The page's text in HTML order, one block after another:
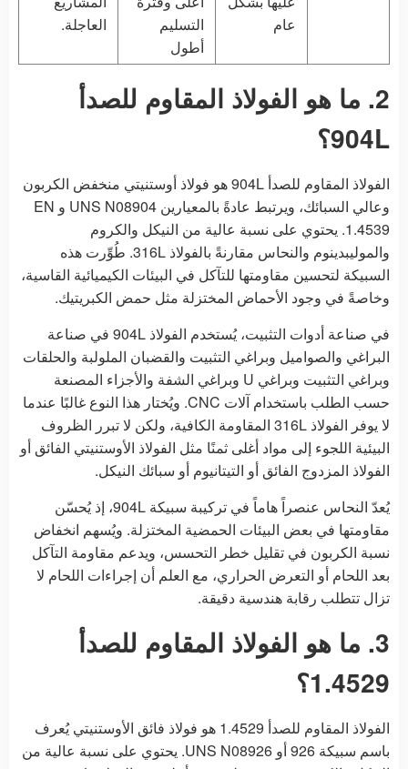
عام
التسليم
أطول
العاجلة.
2. ما هو الفولاذ المقاوم للصدأ
904L؟
الفولاذ المقاوم للصدأ 904L هو فولاذ أوستنيتي منخفض الكربون
وعالي السبائك، ويرتبط عادةً بالمعيارين UNS N08904 و EN
1.4539. يحتوي على نسبة عالية من النيكل والكروم
والموليبدينوم والنحاس مقارنةً بالفولاذ 316L. طُوِّرت هذه
السبيكة لتحسين مقاومتها للتآكل في البيئات الكيميائية القاسية،
وخاصةً في وجود الأحماض المختزلة مثل حمض الكبريتيك.
في صناعة أدوات التثبيت، يُستخدم الفولاذ 904L في صناعة
البراغي والصواميل وبراغي التثبيت والقضبان الملولبة والحلقات
وبراغي التثبيت وبراغي U وبراغي الشفة والأجزاء المصنعة
حسب الطلب باستخدام آلات CNC. ويُختار هذا النوع غالبًا عندما
لا يوفر الفولاذ 316L المقاومة الكافية، ولكن لا تبرر الظروف
البيئية اللجوء إلى مواد أغلى ثمنًا مثل الفولاذ الأوستنيتي الفائق أو
الفولاذ المزدوج الفائق أو التيتانيوم أو سبائك النيكل.
يُعدّ النحاس عنصراً هاماً في تركيبة سبيكة 904L، إذ يُحسّن
مقاومتها في بعض البيئات الحمضية المختزلة. ويُسهم انخفاض
نسبة الكربون في تقليل خطر التحسس، ويدعم مقاومة التآكل
بعد اللحام أو التعرض الحراري، مع العلم أن إجراءات اللحام لا
تزال تتطلب رقابة هندسية دقيقة.
3. ما هو الفولاذ المقاوم للصدأ
1.4529؟
الفولاذ المقاوم للصدأ 1.4529 هو فولاذ فائق الأوستنيتي يُعرف
باسم سبيكة 926 أو UNS N08926. يحتوي على نسبة عالية من